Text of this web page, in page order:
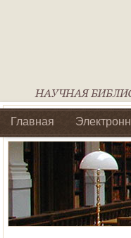
Главная
Библиотеки